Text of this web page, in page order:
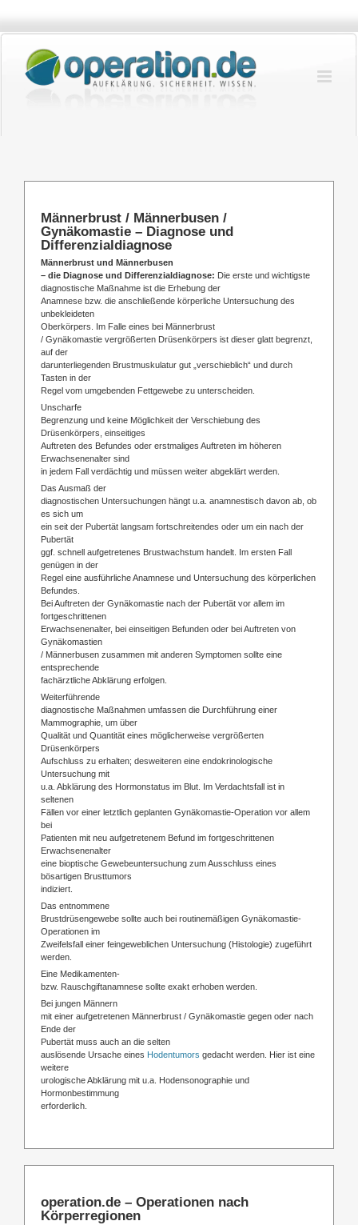
springen
Männerbrust / Männerbusen /
Gynäkomastie – Diagnose und
Differenzialdiagnose
Männerbrust und Männerbusen
– die Diagnose und Differenzialdiagnose: Die erste und wichtigste
diagnostische Maßnahme ist die Erhebung der
Anamnese bzw. die anschließende körperliche Untersuchung des
unbekleideten
Oberkörpers. Im Falle eines bei Männerbrust
/ Gynäkomastie vergrößerten Drüsenkörpers ist dieser glatt begrenzt,
auf der
darunterliegenden Brustmuskulatur gut „verschieblich“ und durch
Tasten in der
Regel vom umgebenden Fettgewebe zu unterscheiden.
Unscharfe
Begrenzung und keine Möglichkeit der Verschiebung des
Drüsenkörpers, einseitiges
Auftreten des Befundes oder erstmaliges Auftreten im höheren
Erwachsenenalter sind
in jedem Fall verdächtig und müssen weiter abgeklärt werden.
Das Ausmaß der
diagnostischen Untersuchungen hängt u.a. anamnestisch davon ab, ob
es sich um
ein seit der Pubertät langsam fortschreitendes oder um ein nach der
Pubertät
ggf. schnell aufgetretenes Brustwachstum handelt. Im ersten Fall
genügen in der
Regel eine ausführliche Anamnese und Untersuchung des körperlichen
Befundes.
Bei Auftreten der Gynäkomastie nach der Pubertät vor allem im
fortgeschrittenen
Erwachsenenalter, bei einseitigen Befunden oder bei Auftreten von
Gynäkomastien
/ Männerbusen zusammen mit anderen Symptomen sollte eine
entsprechende
fachärztliche Abklärung erfolgen.
Weiterführende
diagnostische Maßnahmen umfassen die Durchführung einer
Mammographie, um über
Qualität und Quantität eines möglicherweise vergrößerten
Drüsenkörpers
Aufschluss zu erhalten; desweiteren eine endokrinologische
Untersuchung mit
u.a. Abklärung des Hormonstatus im Blut. Im Verdachtsfall ist in
seltenen
Fällen vor einer letztlich geplanten Gynäkomastie-Operation vor allem
bei
Patienten mit neu aufgetretenem Befund im fortgeschrittenen
Erwachsenenalter
eine bioptische Gewebeuntersuchung zum Ausschluss eines
bösartigen Brusttumors
indiziert.
Das entnommene
Brustdrüsengewebe sollte auch bei routinemäßigen Gynäkomastie-
Operationen im
Zweifelsfall einer feingeweblichen Untersuchung (Histologie) zugeführt
werden.
Eine Medikamenten-
bzw. Rauschgiftanamnese sollte exakt erhoben werden.
Bei jungen Männern
mit einer aufgetretenen Männerbrust / Gynäkomastie gegen oder nach
Ende der
Pubertät muss auch an die selten
auslösende Ursache eines Hodentumors gedacht werden. Hier ist eine
weitere
urologische Abklärung mit u.a. Hodensonographie und
Hormonbestimmung
erforderlich.
operation.de – Operationen nach
Körperregionen